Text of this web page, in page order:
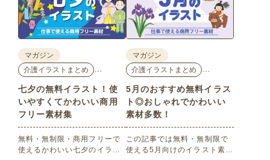
スターやパンフレットなどで
使いやすいテイストなので、
ぜひご活用ください。
い。
マガジン
介護イラストまとめ
七夕の無料イラスト！使
いやすくてかわいい商用
フリー素材集
無料・無制限・商用フリーで
使えるかわいい七夕のイラス
マガジン
介護イラストまとめ
5月のおすすめ無料イラス
ト◎おしゃれでかわいい
素材多数！
この記事では無料・無制限で
使える5月向けのイラスト素材